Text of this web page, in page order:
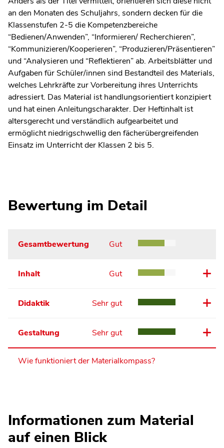
an den Monaten des Schuljahrs, sondern decken für die
Klassenstufen 2-5 die Kompetenzbereiche
“Bedienen/Anwenden”, “Informieren/ Recherchieren”,
“Kommunizieren/Kooperieren”, “Produzieren/Präsentieren”
und “Analysieren und “Reflektieren” ab. Arbeitsblätter und
Aufgaben für Schüler/innen sind Bestandteil des Materials,
welches Lehrkräfte zur Vorbereitung ihres Unterrichts
adressiert. Das Material ist handlungsorientiert konzipiert
und hat einen Anleitungscharakter. Der Heftinhalt ist
altersgerecht und verständlich aufgearbeitet und
ermöglicht niedrigschwellig den fächerübergreifenden
Einsatz im Unterricht der Klassen 2 bis 5.
Bewertung im Detail
Gesamtbewertung Gut
Inhalt Gut
Didaktik Sehr gut
Gestaltung Sehr gut
Wie funktioniert der Materialkompass?
Informationen zum Material
auf einen Blick